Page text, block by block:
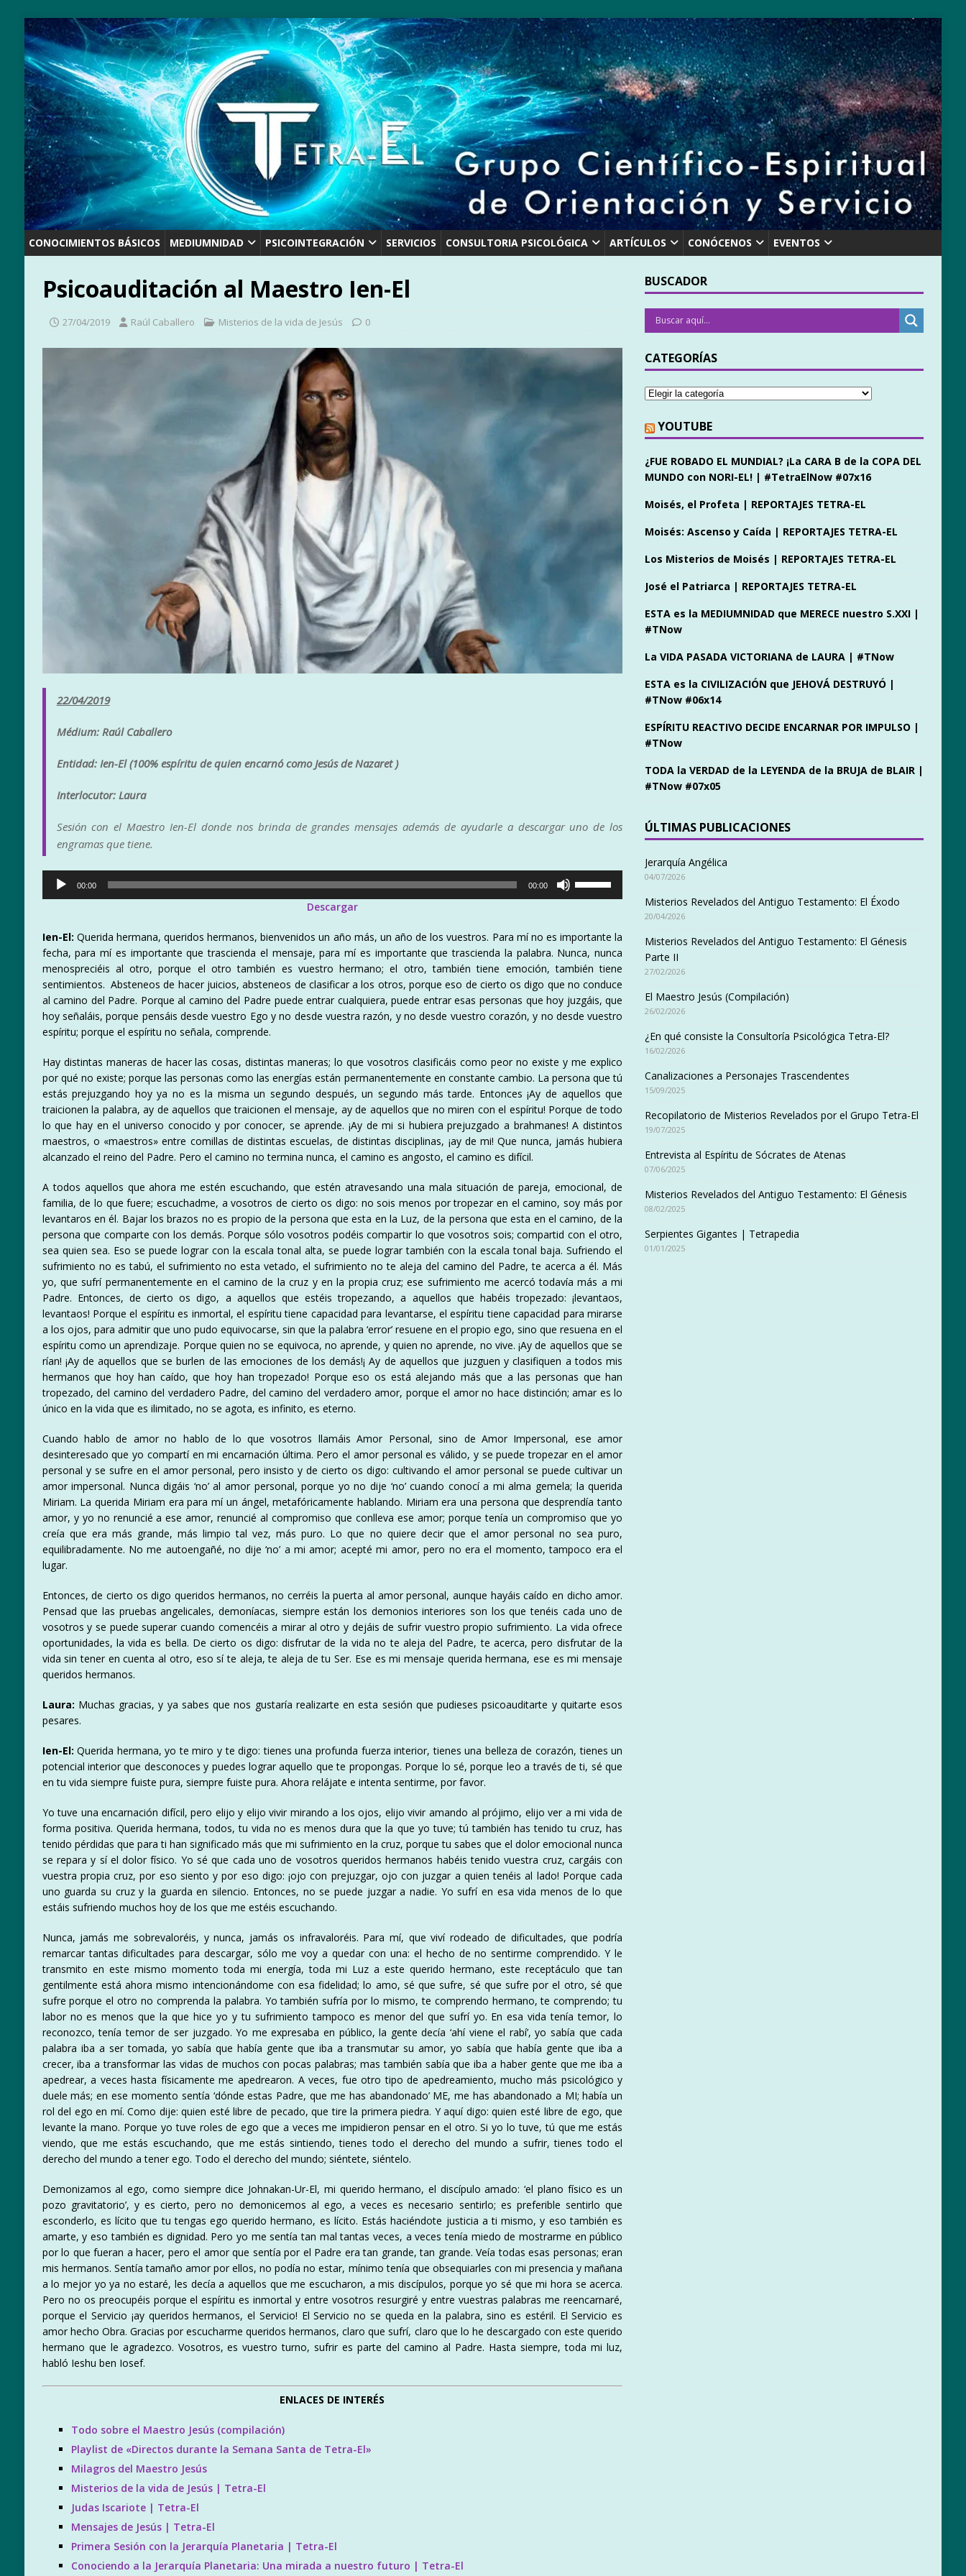
CONOCIMIENTOS BÁSICOS MEDIUMNIDAD PSICOINTEGRACIÓN SERVICIOS CONSULTORIA PSICOLÓGICA ARTÍCULOS CONÓCENOS EVENTOS
Psicoauditación al Maestro Ien-El
27/04/2019 Raúl Caballero Misterios de la vida de Jesús 0
22/04/2019
Médium: Raúl Caballero
Entidad: Ien-El (100% espíritu de quien encarnó como Jesús de Nazaret )
Interlocutor: Laura
Sesión con el Maestro Ien-El donde nos brinda de grandes mensajes además de ayudarle a descargar uno de los
engramas que tiene.
Reproductor
00:00 00:00
flecha
arriba/abajo
para
aumentar
o
disminuir
Descargar
Ien-El: Querida hermana, queridos hermanos, bienvenidos un año más, un año de los vuestros. Para mí no es importante la
fecha, para mí es importante que trascienda el mensaje, para mí es importante que trascienda la palabra. Nunca, nunca
menospreciéis al otro, porque el otro también es vuestro hermano; el otro, también tiene emoción, también tiene
sentimientos. Absteneos de hacer juicios, absteneos de clasificar a los otros, porque eso de cierto os digo que no conduce
al camino del Padre. Porque al camino del Padre puede entrar cualquiera, puede entrar esas personas que hoy juzgáis, que
hoy señaláis, porque pensáis desde vuestro Ego y no desde vuestra razón, y no desde vuestro corazón, y no desde vuestro
espíritu; porque el espíritu no señala, comprende.
Hay distintas maneras de hacer las cosas, distintas maneras; lo que vosotros clasificáis como peor no existe y me explico
por qué no existe; porque las personas como las energías están permanentemente en constante cambio. La persona que tú
estás prejuzgando hoy ya no es la misma un segundo después, un segundo más tarde. Entonces ¡Ay de aquellos que
traicionen la palabra, ay de aquellos que traicionen el mensaje, ay de aquellos que no miren con el espíritu! Porque de todo
lo que hay en el universo conocido y por conocer, se aprende. ¡Ay de mi si hubiera prejuzgado a brahmanes! A distintos
maestros, o «maestros» entre comillas de distintas escuelas, de distintas disciplinas, ¡ay de mi! Que nunca, jamás hubiera
alcanzado el reino del Padre. Pero el camino no termina nunca, el camino es angosto, el camino es difícil.
A todos aquellos que ahora me estén escuchando, que estén atravesando una mala situación de pareja, emocional, de
familia, de lo que fuere; escuchadme, a vosotros de cierto os digo: no sois menos por tropezar en el camino, soy más por
levantaros en él. Bajar los brazos no es propio de la persona que esta en la Luz, de la persona que esta en el camino, de la
persona que comparte con los demás. Porque sólo vosotros podéis compartir lo que vosotros sois; compartid con el otro,
sea quien sea. Eso se puede lograr con la escala tonal alta, se puede lograr también con la escala tonal baja. Sufriendo el
sufrimiento no es tabú, el sufrimiento no esta vetado, el sufrimiento no te aleja del camino del Padre, te acerca a él. Más
yo, que sufrí permanentemente en el camino de la cruz y en la propia cruz; ese sufrimiento me acercó todavía más a mi
Padre. Entonces, de cierto os digo, a aquellos que estéis tropezando, a aquellos que habéis tropezado: ¡levantaos,
levantaos! Porque el espíritu es inmortal, el espíritu tiene capacidad para levantarse, el espíritu tiene capacidad para mirarse
a los ojos, para admitir que uno pudo equivocarse, sin que la palabra ‘error’ resuene en el propio ego, sino que resuena en el
espíritu como un aprendizaje. Porque quien no se equivoca, no aprende, y quien no aprende, no vive. ¡Ay de aquellos que se
rían! ¡Ay de aquellos que se burlen de las emociones de los demás!¡ Ay de aquellos que juzguen y clasifiquen a todos mis
hermanos que hoy han caído, que hoy han tropezado! Porque eso os está alejando más que a las personas que han
tropezado, del camino del verdadero Padre, del camino del verdadero amor, porque el amor no hace distinción; amar es lo
único en la vida que es ilimitado, no se agota, es infinito, es eterno.
Cuando hablo de amor no hablo de lo que vosotros llamáis Amor Personal, sino de Amor Impersonal, ese amor
desinteresado que yo compartí en mi encarnación última. Pero el amor personal es válido, y se puede tropezar en el amor
personal y se sufre en el amor personal, pero insisto y de cierto os digo: cultivando el amor personal se puede cultivar un
amor impersonal. Nunca digáis ‘no’ al amor personal, porque yo no dije ‘no’ cuando conocí a mi alma gemela; la querida
Miriam. La querida Miriam era para mí un ángel, metafóricamente hablando. Miriam era una persona que desprendía tanto
amor, y yo no renuncié a ese amor, renuncié al compromiso que conlleva ese amor; porque tenía un compromiso que yo
creía que era más grande, más limpio tal vez, más puro. Lo que no quiere decir que el amor personal no sea puro,
equilibradamente. No me autoengañé, no dije ‘no’ a mi amor; acepté mi amor, pero no era el momento, tampoco era el
lugar.
Entonces, de cierto os digo queridos hermanos, no cerréis la puerta al amor personal, aunque hayáis caído en dicho amor.
Pensad que las pruebas angelicales, demoníacas, siempre están los demonios interiores son los que tenéis cada uno de
vosotros y se puede superar cuando comencéis a mirar al otro y dejáis de sufrir vuestro propio sufrimiento. La vida ofrece
oportunidades, la vida es bella. De cierto os digo: disfrutar de la vida no te aleja del Padre, te acerca, pero disfrutar de la
vida sin tener en cuenta al otro, eso sí te aleja, te aleja de tu Ser. Ese es mi mensaje querida hermana, ese es mi mensaje
queridos hermanos.
Laura: Muchas gracias, y ya sabes que nos gustaría realizarte en esta sesión que pudieses psicoauditarte y quitarte esos
pesares.
Ien-El: Querida hermana, yo te miro y te digo: tienes una profunda fuerza interior, tienes una belleza de corazón, tienes un
potencial interior que desconoces y puedes lograr aquello que te propongas. Porque lo sé, porque leo a través de ti, sé que
en tu vida siempre fuiste pura, siempre fuiste pura. Ahora relájate e intenta sentirme, por favor.
Yo tuve una encarnación difícil, pero elijo y elijo vivir mirando a los ojos, elijo vivir amando al prójimo, elijo ver a mi vida de
forma positiva. Querida hermana, todos, tu vida no es menos dura que la que yo tuve; tú también has tenido tu cruz, has
tenido pérdidas que para ti han significado más que mi sufrimiento en la cruz, porque tu sabes que el dolor emocional nunca
se repara y sí el dolor físico. Yo sé que cada uno de vosotros queridos hermanos habéis tenido vuestra cruz, cargáis con
vuestra propia cruz, por eso siento y por eso digo: ¡ojo con prejuzgar, ojo con juzgar a quien tenéis al lado! Porque cada
uno guarda su cruz y la guarda en silencio. Entonces, no se puede juzgar a nadie. Yo sufrí en esa vida menos de lo que
estáis sufriendo muchos hoy de los que me estéis escuchando.
Nunca, jamás me sobrevaloréis, y nunca, jamás os infravaloréis. Para mí, que viví rodeado de dificultades, que podría
remarcar tantas dificultades para descargar, sólo me voy a quedar con una: el hecho de no sentirme comprendido. Y le
transmito en este mismo momento toda mi energía, toda mi Luz a este querido hermano, este receptáculo que tan
gentilmente está ahora mismo intencionándome con esa fidelidad; lo amo, sé que sufre, sé que sufre por el otro, sé que
sufre porque el otro no comprenda la palabra. Yo también sufría por lo mismo, te comprendo hermano, te comprendo; tu
labor no es menos que la que hice yo y tu sufrimiento tampoco es menor del que sufrí yo. En esa vida tenía temor, lo
reconozco, tenía temor de ser juzgado. Yo me expresaba en público, la gente decía ‘ahí viene el rabí’, yo sabía que cada
palabra iba a ser tomada, yo sabía que había gente que iba a transmutar su amor, yo sabía que había gente que iba a
crecer, iba a transformar las vidas de muchos con pocas palabras; mas también sabía que iba a haber gente que me iba a
apedrear, a veces hasta físicamente me apedrearon. A veces, fue otro tipo de apedreamiento, mucho más psicológico y
duele más; en ese momento sentía ‘dónde estas Padre, que me has abandonado’ ME, me has abandonado a MI; había un
rol del ego en mí. Como dije: quien esté libre de pecado, que tire la primera piedra. Y aquí digo: quien esté libre de ego, que
levante la mano. Porque yo tuve roles de ego que a veces me impidieron pensar en el otro. Si yo lo tuve, tú que me estás
viendo, que me estás escuchando, que me estás sintiendo, tienes todo el derecho del mundo a sufrir, tienes todo el
derecho del mundo a tener ego. Todo el derecho del mundo; siéntete, siéntelo.
Demonizamos al ego, como siempre dice Johnakan-Ur-El, mi querido hermano, el discípulo amado: ‘el plano físico es un
pozo gravitatorio’, y es cierto, pero no demonicemos al ego, a veces es necesario sentirlo; es preferible sentirlo que
esconderlo, es lícito que tu tengas ego querido hermano, es lícito. Estás haciéndote justicia a ti mismo, y eso también es
amarte, y eso también es dignidad. Pero yo me sentía tan mal tantas veces, a veces tenía miedo de mostrarme en público
por lo que fueran a hacer, pero el amor que sentía por el Padre era tan grande, tan grande. Veía todas esas personas; eran
mis hermanos. Sentía tamaño amor por ellos, no podía no estar, mínimo tenía que obsequiarles con mi presencia y mañana
a lo mejor yo ya no estaré, les decía a aquellos que me escucharon, a mis discípulos, porque yo sé que mi hora se acerca.
Pero no os preocupéis porque el espíritu es inmortal y entre vosotros resurgiré y entre vuestras palabras me reencarnaré,
porque el Servicio ¡ay queridos hermanos, el Servicio! El Servicio no se queda en la palabra, sino es estéril. El Servicio es
amor hecho Obra. Gracias por escucharme queridos hermanos, claro que sufrí, claro que lo he descargado con este querido
hermano que le agradezco. Vosotros, es vuestro turno, sufrir es parte del camino al Padre. Hasta siempre, toda mi luz,
habló Ieshu ben Iosef.
ENLACES DE INTERÉS
Todo sobre el Maestro Jesús (compilación)
Playlist de «Directos durante la Semana Santa de Tetra-El»
Milagros del Maestro Jesús
Misterios de la vida de Jesús | Tetra-El
Judas Iscariote | Tetra-El
Mensajes de Jesús | Tetra-El
Primera Sesión con la Jerarquía Planetaria | Tetra-El
Conociendo a la Jerarquía Planetaria: Una mirada a nuestro futuro | Tetra-El
BUSCADOR
CATEGORÍAS
YOUTUBE
¿FUE ROBADO EL MUNDIAL? ¡La CARA B de la COPA DEL
MUNDO con NORI-EL! | #TetraElNow #07x16
Moisés, el Profeta | REPORTAJES TETRA-EL
Moisés: Ascenso y Caída | REPORTAJES TETRA-EL
Los Misterios de Moisés | REPORTAJES TETRA-EL
José el Patriarca | REPORTAJES TETRA-EL
ESTA es la MEDIUMNIDAD que MERECE nuestro S.XXI |
#TNow
La VIDA PASADA VICTORIANA de LAURA | #TNow
ESTA es la CIVILIZACIÓN que JEHOVÁ DESTRUYÓ |
#TNow #06x14
ESPÍRITU REACTIVO DECIDE ENCARNAR POR IMPULSO |
#TNow
TODA la VERDAD de la LEYENDA de la BRUJA de BLAIR |
#TNow #07x05
ÚLTIMAS PUBLICACIONES
Jerarquía Angélica
04/07/2026
Misterios Revelados del Antiguo Testamento: El Éxodo
20/04/2026
Misterios Revelados del Antiguo Testamento: El Génesis
Parte II
27/02/2026
El Maestro Jesús (Compilación)
26/02/2026
¿En qué consiste la Consultoría Psicológica Tetra-El?
16/02/2026
Canalizaciones a Personajes Trascendentes
15/09/2025
Recopilatorio de Misterios Revelados por el Grupo Tetra-El
19/07/2025
Entrevista al Espíritu de Sócrates de Atenas
07/06/2025
Misterios Revelados del Antiguo Testamento: El Génesis
08/02/2025
Serpientes Gigantes | Tetrapedia
01/01/2025